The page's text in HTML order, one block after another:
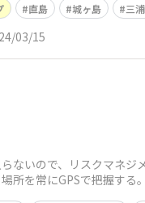
直島 城ヶ島 三
03/15
ないので、リスクマネ
所を常にGPSで把握す